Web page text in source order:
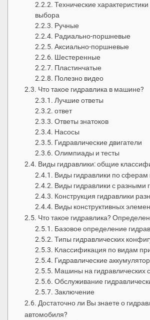
Технические
выбора
Ручные
Радиально-поршневые
Аксиально-поршневые
Шестеренные
Пластинчатые
Полезно видео
Что такое гидравлика в машине?
Лучшие ответы
ответ
Ответы знатоков
Насосы
Гидравлические двигатели
Олимпиады и тесты
Виды гидравлики: общие
Виды гидравлики по
Виды гидравлики с разными
Конструкция гидравлики
Виды конструктивных
Что такое гидравлика?
Базовое определение
Типы гидравлических
Классификация по видам
Гидравлические
Машины на гидравлических
Обслуживание
Заключение
Достаточно ли Вы знаете о
автомобиля?